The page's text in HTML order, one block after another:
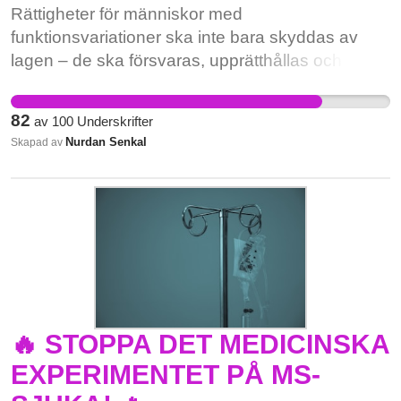
Rättigheter för människor med
funktionsvariationer ska inte bara skyddas av
lagen – de ska försvaras, upprätthållas och bäras
existens, deras värde och deras rätt till
välmående får aldrig vara beroende av
omgivningens förståelse, välvilja eller dagsform.
de är redan deras, från början, och det är
samhällets skyldighet att säkerställa att de
82 av 100 Underskrifter
Skapad av Nurdan Senkal
🔥 STOPPA DET MEDICINSKA
EXPERIMENTET PÅ MS-